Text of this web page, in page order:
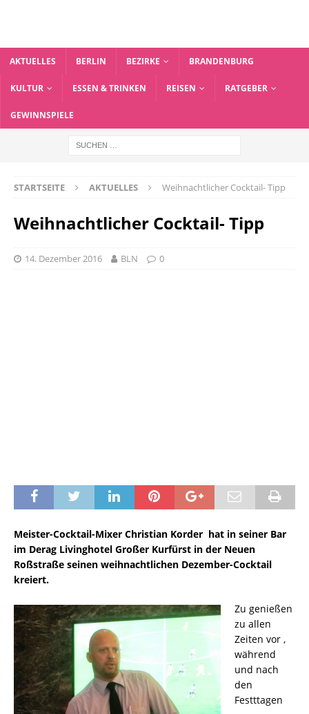
AKTUELLES BERLIN BEZIRKE BRANDENBURG
KULTUR ESSEN & TRINKEN REISEN RATGEBER
GEWINNSPIELE
STARTSEITE AKTUELLES Weihnachtlicher Cocktail- Tipp
Weihnachtlicher Cocktail- Tipp
14. Dezember 2016 BLN 0
Meister-Cocktail-Mixer Christian Korder hat in seiner Bar
im Derag Livinghotel Großer Kurfürst in der Neuen
Roßstraße seinen weihnachtlichen Dezember-Cocktail
kreiert.
Zu genießen
zu allen
Zeiten vor ,
während
und nach
den
Festttagen